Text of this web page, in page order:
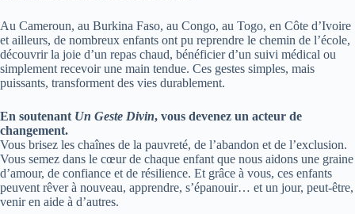
Au Cameroun, au Burkina Faso, au Congo, au Togo, en Côte d’Ivoire
et ailleurs, de nombreux enfants ont pu reprendre le chemin de l’école,
découvrir la joie d’un repas chaud, bénéficier d’un suivi médical ou
simplement recevoir une main tendue. Ces gestes simples, mais
puissants, transforment des vies durablement.
En soutenant Un Geste Divin, vous devenez un acteur de
changement.
Vous brisez les chaînes de la pauvreté, de l’abandon et de l’exclusion.
Vous semez dans le cœur de chaque enfant que nous aidons une graine
d’amour, de confiance et de résilience. Et grâce à vous, ces enfants
peuvent rêver à nouveau, apprendre, s’épanouir… et un jour, peut-être,
venir en aide à d’autres.